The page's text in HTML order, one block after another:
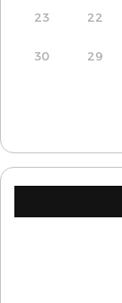
22
23
29
30